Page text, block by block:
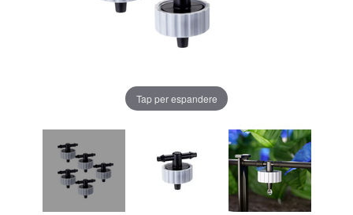
Tap per espandere